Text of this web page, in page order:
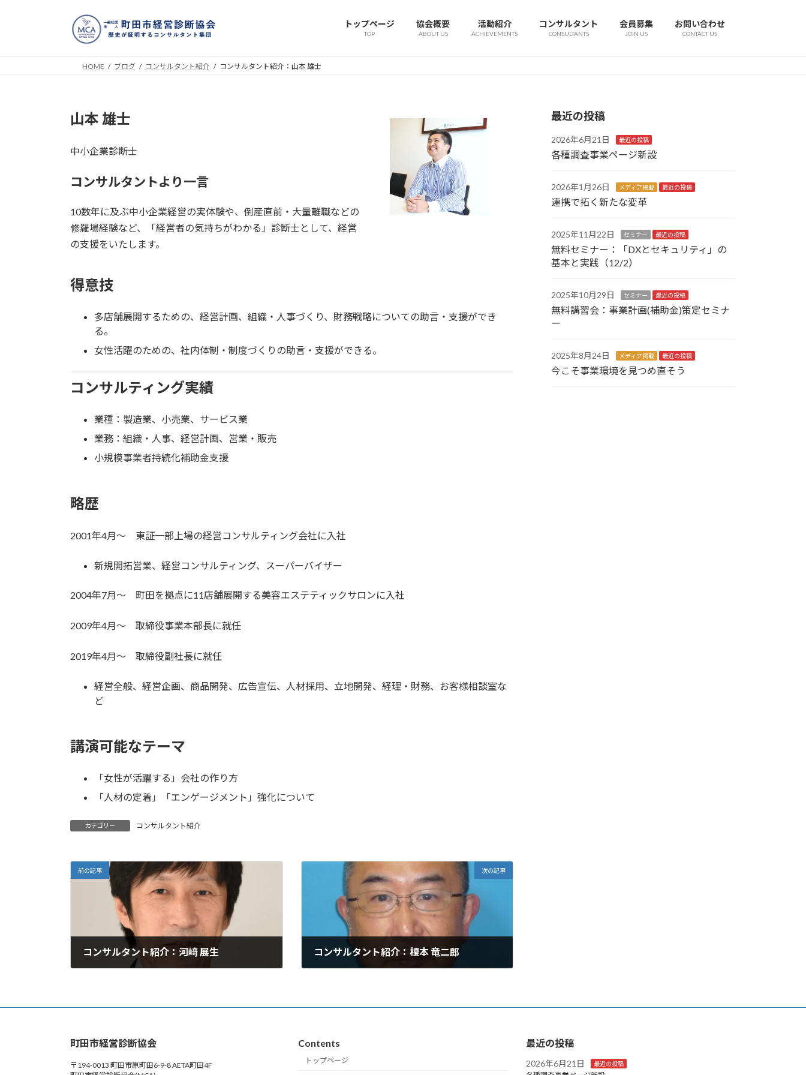
トップページ
TOP
協会概要
ABOUT US
活動紹介
ACHIEVEMENTS
コンサルタント
CONSULTANTS
会員募集
JOIN US
お問い合わせ
CONTACT US
HOME ブログ コンサルタント紹介 コンサルタント紹介：山本 雄士
山本 雄士
中小企業診断士
コンサルタントより一言
10数年に及ぶ中小企業経営の実体験や、倒産直前・大量離職などの
修羅場経験など、「経営者の気持ちがわかる」診断士として、経営
の支援をいたします。
得意技
多店舗展開するための、経営計画、組織・人事づくり、財務戦略についての助言・支援ができ
る。
女性活躍のための、社内体制・制度づくりの助言・支援ができる。
コンサルティング実績
業種：製造業、小売業、サービス業
業務：組織・人事、経営計画、営業・販売
小規模事業者持続化補助金支援
略歴
2001年4月～ 東証一部上場の経営コンサルティング会社に入社
新規開拓営業、経営コンサルティング、スーパーバイザー
2004年7月～ 町田を拠点に11店舗展開する美容エステティックサロンに入社
2009年4月～ 取締役事業本部長に就任
2019年4月～ 取締役副社長に就任
経営全般、経営企画、商品開発、広告宣伝、人材採用、立地開発、経理・財務、お客様相談室な
ど
講演可能なテーマ
「女性が活躍する」会社の作り方
「人材の定着」「エンゲージメント」強化について
カテゴリー コンサルタント紹介
前の記事
コンサルタント紹介：河﨑 展生
次の記事
コンサルタント紹介：榎本 竜二郎
最近の投稿
2026年6月21日 最近の投稿
各種調査事業ページ新設
2026年1月26日 メディア掲載 最近の投稿
連携で拓く新たな変革
2025年11月22日 セミナー 最近の投稿
無料セミナー：「DXとセキュリティ」の
基本と実践（12/2）
2025年10月29日 セミナー 最近の投稿
無料講習会：事業計画(補助金)策定セミナ
ー
2025年8月24日 メディア掲載 最近の投稿
今こそ事業環境を見つめ直そう
町田市経営診断協会
〒194-0013 町田市原町田6-9-8 AETA町田4F
Contents
トップページ
最近の投稿
2026年6月21日 最近の投稿